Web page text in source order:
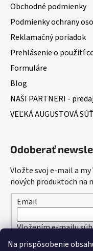
Na prispôsobenie
Obchodné podmienky
Podmienky ochrany
Reklamačný poriadok
Prehlásenie o použití
Formuláre
Blog
NAŠI PARTNERI -
VEĽKÁ AUGUSTOVÁ
Odoberať
Vložte svoj e-mail a
nových produktoch na
Email
Vložením e-mailu
osobných údajov